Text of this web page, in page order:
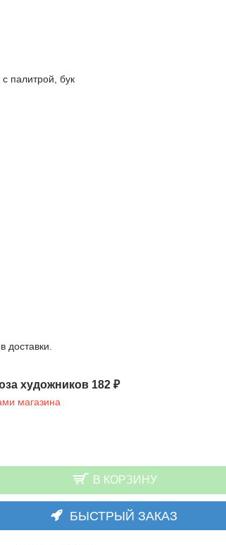
палитрой, бук
доставки.
художников 182 ₽
магазина
В КОРЗИНУ
БЫСТРЫЙ ЗАКАЗ